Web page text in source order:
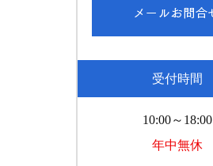
受付時間
10:00～18:00
年中無休